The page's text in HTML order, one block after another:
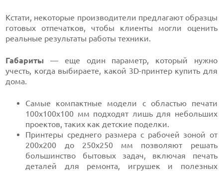
Кстати, некоторые производители предлагают образцы
готовых отпечатков, чтобы клиенты могли оценить
реальные результаты работы техники.
Габариты — еще один параметр, который нужно
учесть, когда выбираете, какой 3D-принтер купить для
дома.
Самые компактные модели с областью печати
100x100x100 мм подходят лишь для небольших
проектов, таких как детские поделки.
Принтеры среднего размера с рабочей зоной от
200x200 до 250x250 мм позволяют решать
большинство бытовых задач, включая печать
деталей для ремонта, игрушек и полезных